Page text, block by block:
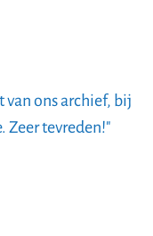
van ons archief, bij
Zeer tevreden!"